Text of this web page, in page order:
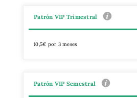
Patrón VIP Trimestral
10,5€ por 3 meses
Patrón VIP Semestral